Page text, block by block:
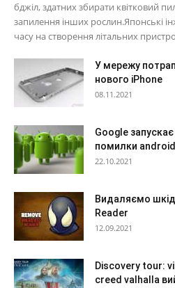
бджіл, здатних збирати квітковий
запилення інших рослин.Японські
часу на створення літальних
У мережу
нового iPhone
08.11.2021
Google
помилки
22.10.2021
Видаляємо
Reader
12.09.2021
Discovery tour:
creed valhalla